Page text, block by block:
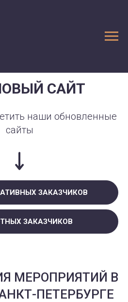
САЙТ
наши обновленные
сайты
ЗАКАЗЧИКОВ
ЗАКАЗЧИКОВ
МЕРОПРИЯТИЙ В
ПЕТЕРБУРГЕ